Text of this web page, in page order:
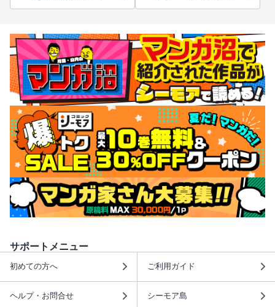
サポートメニュー
初めての方へ ご利用ガイド
ヘルプ・お問合せ シーモア島